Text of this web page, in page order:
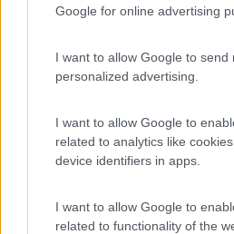
Google for online advertising
I want to allow Google to send
personalized advertising.
I want to allow Google to
related to analytics like
device identifiers in apps.
I want to allow Google to
related to functionality of the
Campeggio